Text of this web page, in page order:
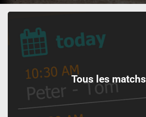
Tous les matchs